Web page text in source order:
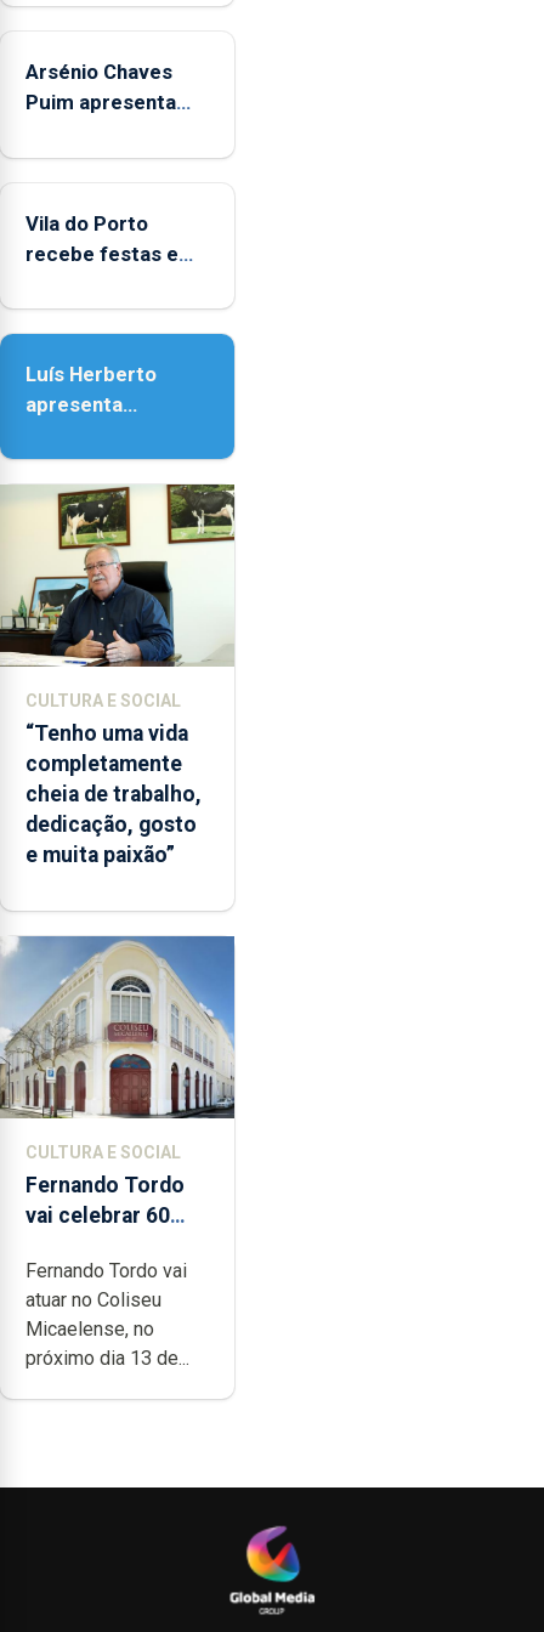
aos
durante
o
de
entre
as
e
as
18h00.
Arsénio Chaves
Puim apresenta
de Vila do Porto
Vila do Porto
recebe festas em
Senhora da
Luís Herberto
apresenta
Paisagem’
CULTURA E SOCIAL
“Tenho uma vida
completamente
cheia de trabalho,
dedicação, gosto
e muita paixão”
CULTURA E SOCIAL
Fernando Tordo
vai celebrar 60
no Coliseu
Micaelense
Fernando Tordo vai
atuar no Coliseu
Micaelense, no
próximo dia 13 de...